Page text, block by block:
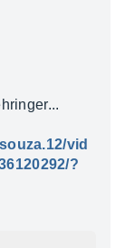
vid
?